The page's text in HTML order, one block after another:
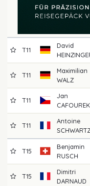
T11
David
T11
Maximilian
WALZ
T11
Jan
CAFOUREK
T11
Antoine
T15
Benjamin
RUSCH
T15
Dimitri
DARNAUD